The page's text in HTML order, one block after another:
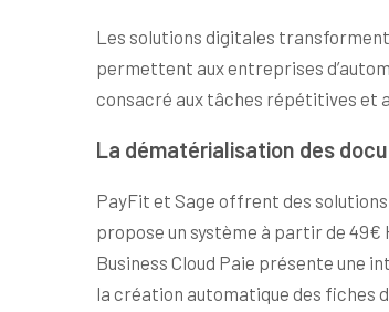
Les solutions digitales
permettent aux entreprises
consacré aux tâches répétitives et
La dématérialisation des
PayFit et Sage offrent des
propose un système à partir de
Business Cloud Paie présente une
la création automatique des fiches